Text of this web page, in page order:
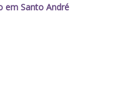
em Santo André